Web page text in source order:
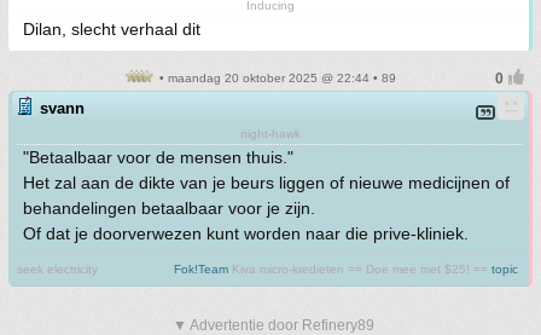
Inducing
Dilan, slecht verhaal dit
• maandag 20 oktober 2025 @ 22:44 • 89
svann
night-hawk
"Betaalbaar voor de mensen thuis."
Het zal aan de dikte van je beurs liggen of nieuwe medicijnen of
behandelingen betaalbaar voor je zijn.
Of dat je doorverwezen kunt worden naar die prive-kliniek.
seek electricity Fok!Team Kiva micro-kredieten == Doe mee met $25! == topic
▼ Advertentie door Refinery89